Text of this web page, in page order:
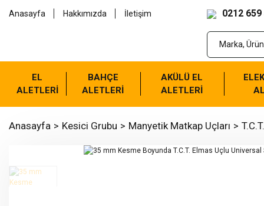
Anasayfa Hakkımızda İletişim 0212 659
EL
ALETLERİ
BAHÇE
ALETLERİ
AKÜLÜ EL
ALETLERİ
Anasayfa Kesici Grubu Manyetik Matkap Uçları